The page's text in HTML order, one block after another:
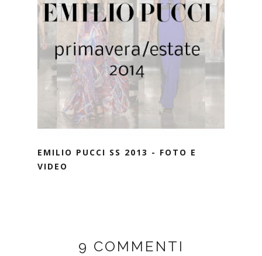
EMILIO PUCCI SS 2013 - FOTO E
VIDEO
9 COMMENTI